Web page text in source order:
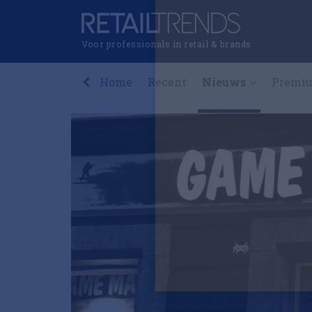
Voor professionals in retail & brands
Home Recent Nieuws